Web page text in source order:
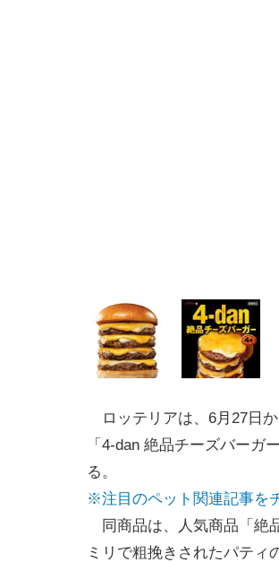
ロッテリアは、6月27日か
「4-dan 絶品チーズバーガ
る。
※注目のペット関連記事を
同商品は、人気商品「絶
ミリで粗挽きされたパティ